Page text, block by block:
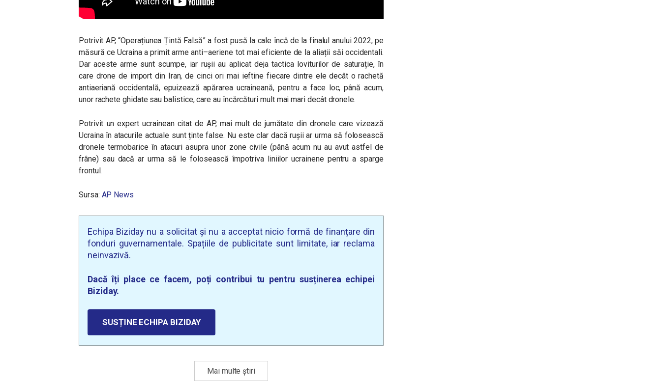
Potrivit AP, “Operațiunea Țintă Falsă” a fost pusă la cale încă de la finalul anului 2022, pe
măsură ce Ucraina a primit arme anti–aeriene tot mai eficiente de la aliații săi occidentali.
Dar aceste arme sunt scumpe, iar rușii au aplicat deja tactica loviturilor de saturație, în
care drone de import din Iran, de cinci ori mai ieftine fiecare dintre ele decât o rachetă
antiaeriană occidentală, epuizează apărarea ucraineană, pentru a face loc, până acum,
unor rachete ghidate sau balistice, care au încărcături mult mai mari decât dronele.
Potrivit un expert ucrainean citat de AP, mai mult de jumătate din dronele care vizează
Ucraina în atacurile actuale sunt ținte false. Nu este clar dacă rușii ar urma să folosească
dronele termobarice în atacuri asupra unor zone civile (până acum nu au avut astfel de
frâne) sau dacă ar urma să le folosească împotriva liniilor ucrainene pentru a sparge
frontul.
Sursa: AP News
Echipa Biziday nu a solicitat și nu a acceptat nicio formă de finanțare din
fonduri guvernamentale. Spațiile de publicitate sunt limitate, iar reclama
neinvazivă.
Dacă îți place ce facem, poți contribui tu pentru susținerea echipei
Biziday.
SUSȚINE ECHIPA BIZIDAY
Mai multe știri